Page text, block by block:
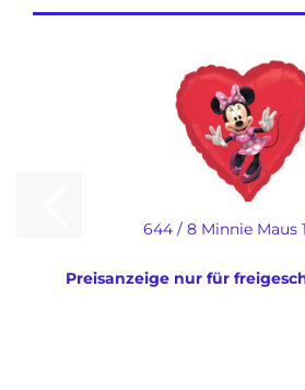
644 / 8 Minnie Maus
Preisanzeige nur für